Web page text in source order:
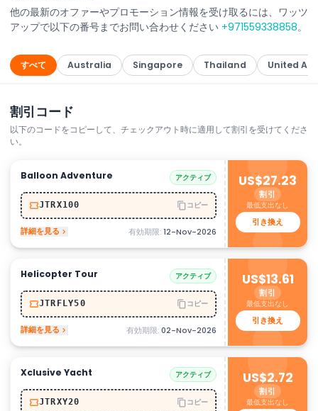
他の最新のオファーやプロモーション情報を受け取るには、ワッツ
アップで以下の番号までお問い合わせください +971559338858。
すべて Australia Singapore Thailand United
割引コード
以下のコードをコピーして、チェックアウト時に適用して割引を受けてくださ
い。
Balloon Adventure アクティブ
JTRX100 コピー
詳細を見る 有効期限:12-Nov-2026
US$27.23
割引
最低支出なし
引き換え
Helicopter Tour アクティブ
JTRFLY50 コピー
詳細を見る 有効期限:02-Nov-2026
US$13.61
割引
最低支出なし
引き換え
Xclusive Yacht アクティブ
JTRXY20 コピー
US$2.72
割引
最低支出なし